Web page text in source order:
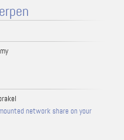
network share on your